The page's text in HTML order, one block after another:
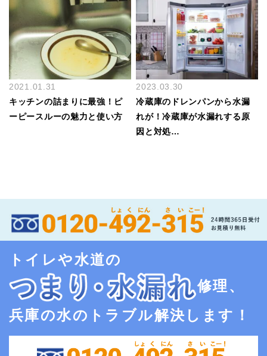
2021.01.31
キッチンの詰まりに最強！ピ
ーピースルーの魅力と使い方
2023.03.30
冷蔵庫のドレンパンから水漏
れが！冷蔵庫が水漏れする原
因と対処…
トイレや水道の
修理、
兵庫の水のトラブル解決します！